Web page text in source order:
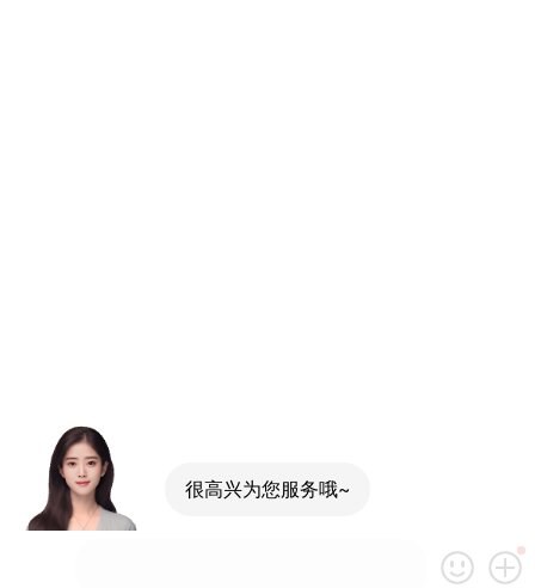
很高兴为您服务哦~